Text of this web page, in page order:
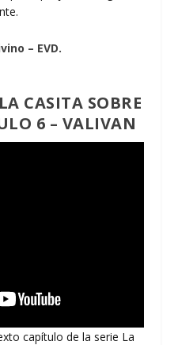
– EVD.
CASITA SOBRE
6 – VALIVAN
capítulo de la serie La